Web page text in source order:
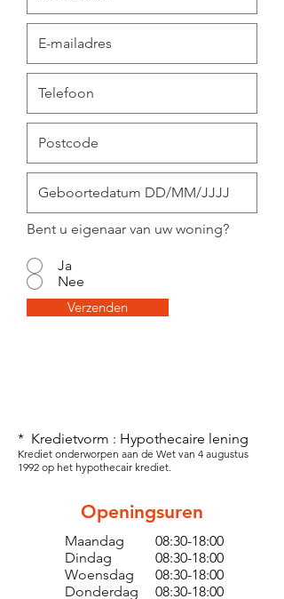
Bent u eigenaar van uw woning?
Ja
Nee
Verzenden
* Kredietvorm : Hypothecaire lening
Krediet onderworpen aan de Wet van 4 augustus
1992 op het hypothecair krediet.
Openingsuren
Maandag
Dindag
Woensdag
Donderdag
08:30-18:00
08:30-18:00
08:30-18:00
08:30-18:00